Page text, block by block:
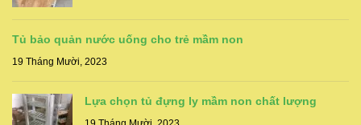
Tủ bảo quản nước uống cho trẻ mầm non
19 Tháng Mười, 2023
Lựa chọn tủ đựng ly mầm non chất lượng